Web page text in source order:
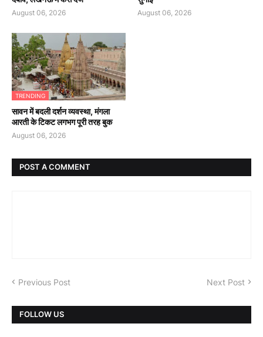
August 06, 2026 August 06, 2026
TRENDING
सावन में बदली दर्शन व्यवस्था, मंगला
आरती के टिकट लगभग पूरी तरह बुक
August 06, 2026
POST A COMMENT
Previous Post Next Post
FOLLOW US